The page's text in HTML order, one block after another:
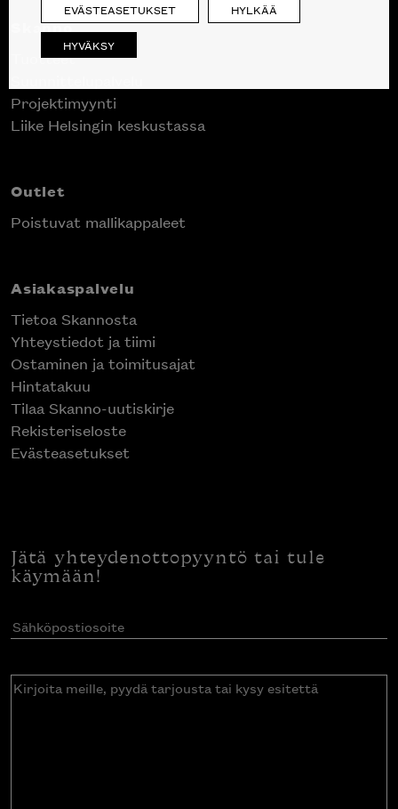
Skanno
Tuotteet
Projektimyynti
Liike Helsingin keskustassa
Outlet
Poistuvat mallikappaleet
Asiakaspalvelu
Tietoa Skannosta
Yhteystiedot ja tiimi
Ostaminen ja toimitusajat
Hintatakuu
Tilaa Skanno-uutiskirje
Rekisteriseloste
Evästeasetukset
Jätä yhteydenottopyyntö tai tule
käymään!
Sähköpostiosoite(Pakollinen)
Kirjoita
EVÄSTEASETUKSET HYLKÄÄ
HYVÄKSY